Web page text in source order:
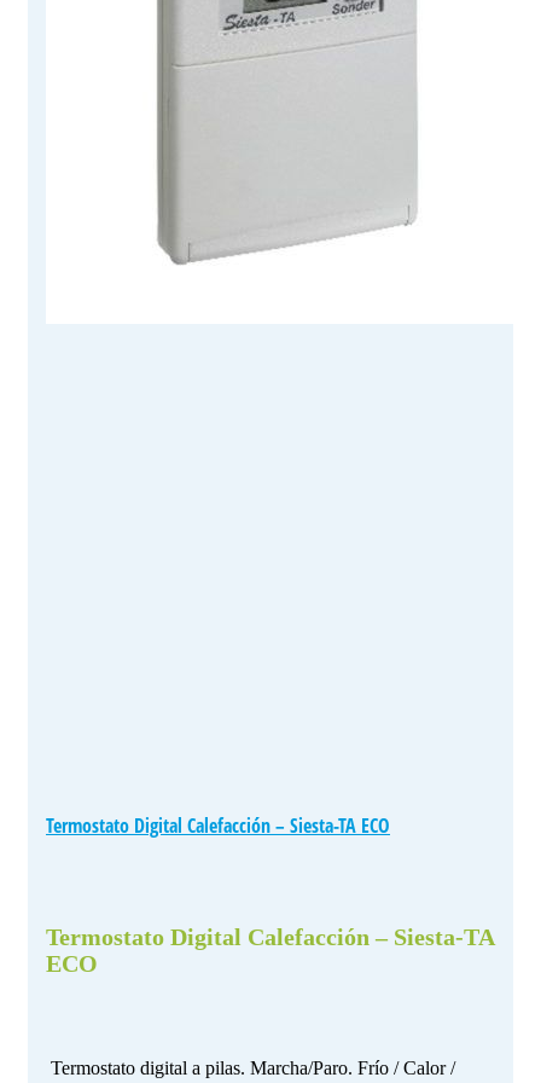
Termostato Digital Calefacción – Siesta-TA ECO
Termostato Digital Calefacción – Siesta-TA
ECO
Termostato digital a pilas. Marcha/Paro. Frío / Calor /